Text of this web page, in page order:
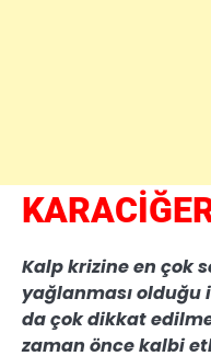
Kalp krizine en çok
yağlanması olduğu
da çok dikkat
zaman önce kalbi